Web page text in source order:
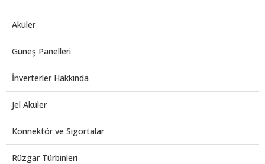
Aküler
Güneş Panelleri
İnverterler Hakkında
Jel Aküler
Konnektör ve Sigortalar
Rüzgar Türbinleri